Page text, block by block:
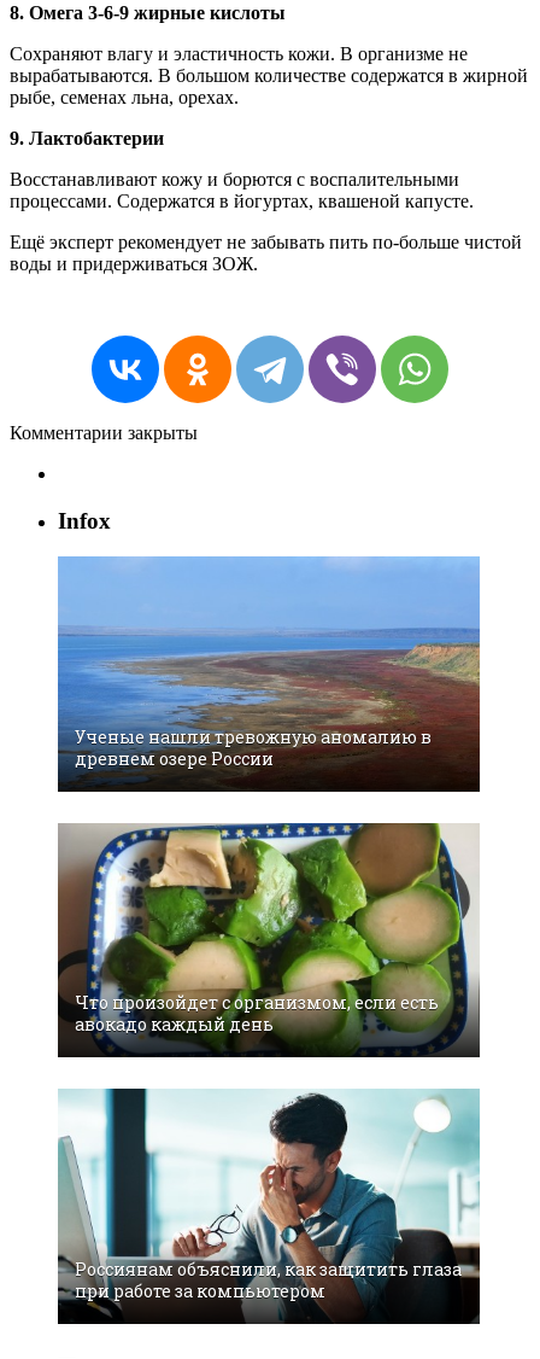
8. Омега 3-6-9 жирные кислоты
Сохраняют влагу и эластичность кожи. В организме не
вырабатываются. В большом количестве содержатся в жирной
рыбе, семенах льна, орехах.
9. Лактобактерии
Восстанавливают кожу и борются с воспалительными
процессами. Содержатся в йогуртах, квашеной капусте.
Ещё эксперт рекомендует не забывать пить по-больше чистой
воды и придерживаться ЗОЖ.
Комментарии закрыты
Infox
Ученые нашли тревожную аномалию в
древнем озере России
Что произойдет с организмом, если есть
авокадо каждый день
Россиянам объяснили, как защитить глаза
при работе за компьютером